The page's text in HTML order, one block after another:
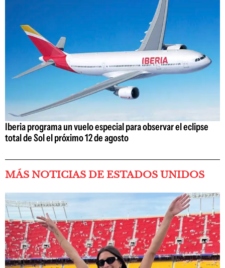
Iberia programa un vuelo especial para observar el eclipse
total de Sol el próximo 12 de agosto
MÁS NOTICIAS DE ESTADOS UNIDOS